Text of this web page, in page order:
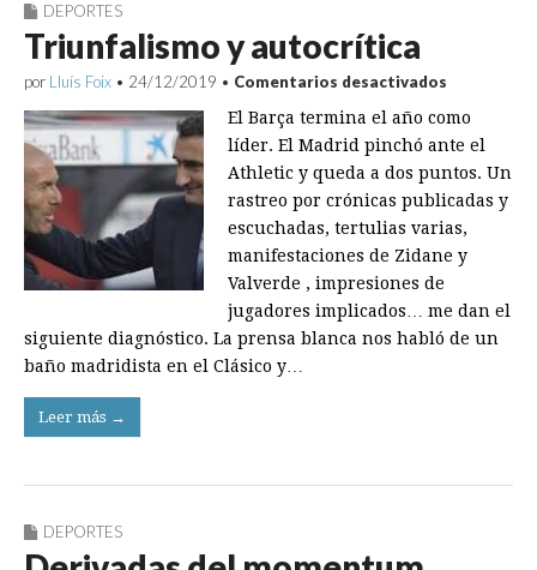
DEPORTES
Triunfalismo y autocrítica
por Lluís Foix • 24/12/2019 • Comentarios desactivados
y
autocrítica
El Barça termina el año como
líder. El Madrid pinchó ante el
Athletic y queda a dos puntos. Un
rastreo por crónicas publicadas y
escuchadas, tertulias varias,
manifestaciones de Zidane y
Valverde , impresiones de
jugadores implicados… me dan el
siguiente diagnóstico. La prensa blanca nos habló de un
baño madridista en el Clásico y…
Leer más →
DEPORTES